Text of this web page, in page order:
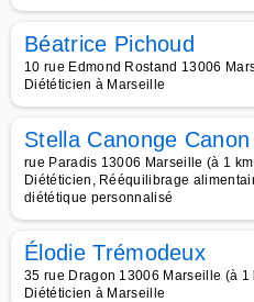
Béatrice Pichoud
10 rue Edmond Rostand 13006
Diététicien à Marseille
Stella Canonge
rue Paradis 13006 Marseille (à 1
Diététicien, Rééquilibrage
diététique personnalisé
Élodie Trémodeux
35 rue Dragon 13006 Marseille (à 1
Diététicien à Marseille